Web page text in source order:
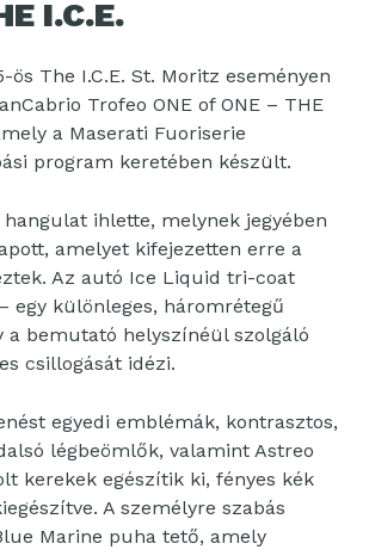
I.C.E.
ös The I.C.E. St. Moritz eseményen
Trofeo ONE of ONE – THE
a Maserati Fuoriserie
program keretében készült.
ihlette, melynek jegyében
amelyet kifejezetten erre a
Az autó Ice Liquid tri-coat
egy különleges, háromrétegű
a bemutató helyszínéül szolgáló
csillogását idézi.
egyedi emblémák, kontrasztos,
légbeömlők, valamint Astreo
kerekek egészítik ki, fényes kék
A személyre szabás
Marine puha tető, amely